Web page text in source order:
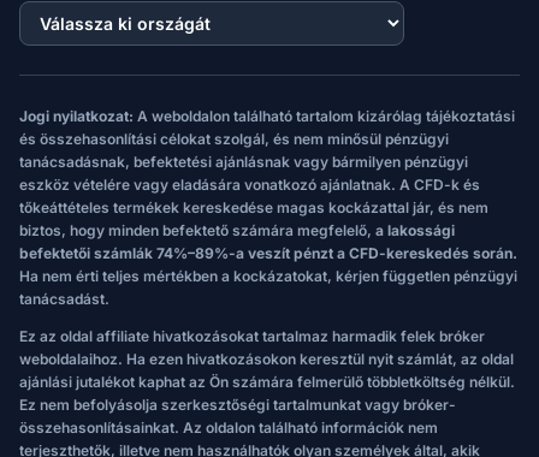
Jogi nyilatkozat: A weboldalon található tartalom kizárólag tájékoztatási
és összehasonlítási célokat szolgál, és nem minősül pénzügyi
tanácsadásnak, befektetési ajánlásnak vagy bármilyen pénzügyi
eszköz vételére vagy eladására vonatkozó ajánlatnak. A CFD-k és
tőkeáttételes termékek kereskedése magas kockázattal jár, és nem
biztos, hogy minden befektető számára megfelelő, a lakossági
befektetői számlák 74%–89%-a veszít pénzt a CFD-kereskedés során.
Ha nem érti teljes mértékben a kockázatokat, kérjen független pénzügyi
tanácsadást.
Ez az oldal affiliate hivatkozásokat tartalmaz harmadik felek bróker
weboldalaihoz. Ha ezen hivatkozásokon keresztül nyit számlát, az oldal
ajánlási jutalékot kaphat az Ön számára felmerülő többletköltség nélkül.
Ez nem befolyásolja szerkesztőségi tartalmunkat vagy bróker-
összehasonlításainkat. Az oldalon található információk nem
terjeszthetők, illetve nem használhatók olyan személyek által, akik